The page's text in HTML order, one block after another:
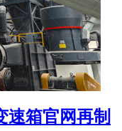
速箱官网再制